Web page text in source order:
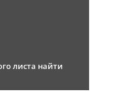
листа найти